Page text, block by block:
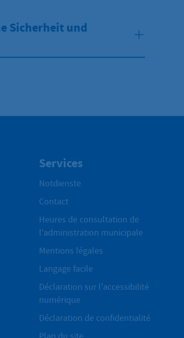
Sicherheit und
Services
Notdienste
Contact
Heures de consultation de
l'administration municipale
Mentions légales
Langage facile
Déclaration sur l'accessibilité
numérique
Déclaration de confidentialité